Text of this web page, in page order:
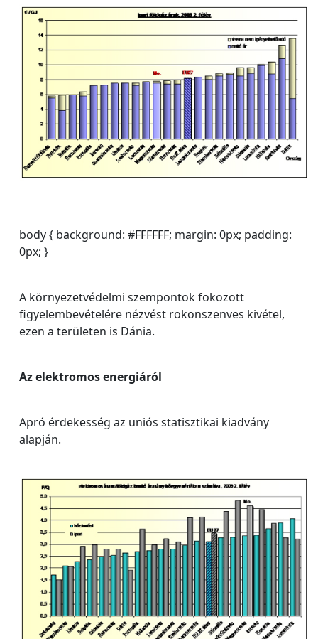
body { background: #FFFFFF; margin: 0px; padding:
0px; }
A környezetvédelmi szempontok fokozott
figyelembevételére nézvést rokonszenves kivétel,
ezen a területen is Dánia.
Az elektromos energiáról
Apró érdekesség az uniós statisztikai kiadvány
alapján.